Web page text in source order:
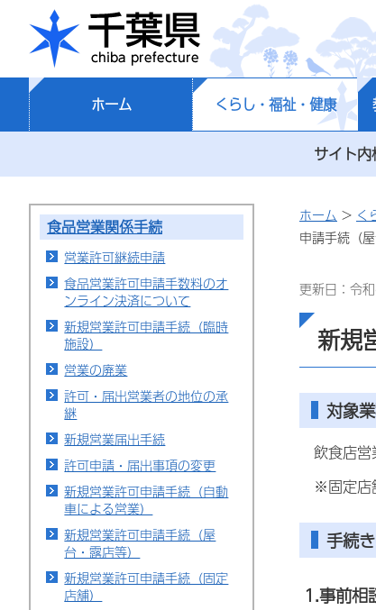
千葉県
ホーム くらし・福祉・健康
サイト
食品営業関係手続
営業許可継続申請
食品営業許可申請手数料のオ
ンライン決済について
新規営業許可申請手続（臨時
施設）
営業の廃業
許可・届出営業者の地位の承
継
新規営業届出手続
許可申請・届出事項の変更
新規営業許可申請手続（自動
車による営業）
新規営業許可申請手続（屋
台・露店等）
新規営業許可申請手続（固定
店舗）
ホーム > く
申請手続（屋
更新日：令
新規
対象
飲食店
※固定店
手続
1.事前相